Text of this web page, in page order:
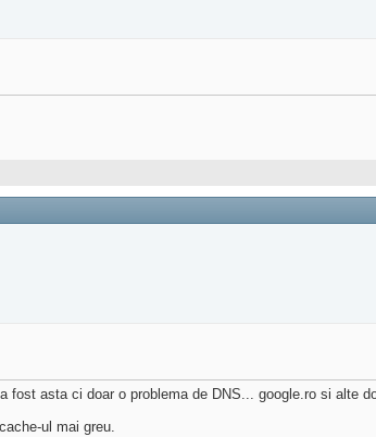
fost asta ci doar o problema de DNS... google.ro si alte
ul mai greu.